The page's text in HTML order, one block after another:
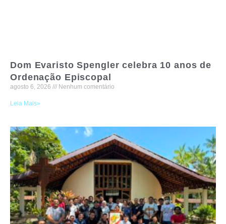
Dom Evaristo Spengler celebra 10 anos de
Ordenação Episcopal
agosto 6, 2026 Nenhum comentário
Leia Mais»